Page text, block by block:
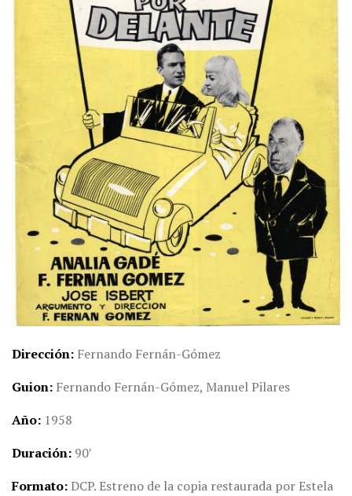
Dirección Fernando Fernán-Gómez
Guion Fernando Fernán-Gómez, Manuel Pilares
Año 1958
Duración 90′
Formato DCP. Estreno de la copia restaurada por Estela